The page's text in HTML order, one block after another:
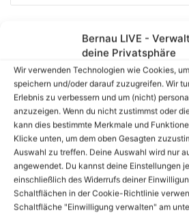
Bernau LIVE -
deine Privatsphäre
Wir verwenden Technologien wie Cookies,
speichern und/oder darauf zuzugreifen. Wir
Erlebnis zu verbessern und um (nicht)
anzuzeigen. Wenn du nicht zustimmst oder
kann dies bestimmte Merkmale und
Klicke unten, um dem oben Gesagten
Auswahl zu treffen. Deine Auswahl wird nur
angewendet. Du kannst deine Einstellungen
einschließlich des Widerrufs deiner
Schaltflächen in der Cookie-Richtlinie
Schaltfläche "Einwilligung verwalten" am
Bernau
Einzelne Wolken
22 ℃
Fr.
25 ℃
Sa.
31 ℃
So.